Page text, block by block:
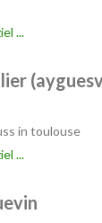
...
in toulouse
...